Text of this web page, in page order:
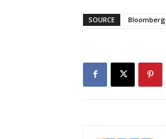
SOURCE Bloomberg